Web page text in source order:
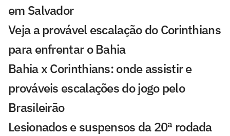
em Salvador
Veja a provável escalação do Corinthians
para enfrentar o Bahia
Bahia x Corinthians: onde assistir e
prováveis escalações do jogo pelo
Brasileirão
Lesionados e suspensos da 20ª rodada